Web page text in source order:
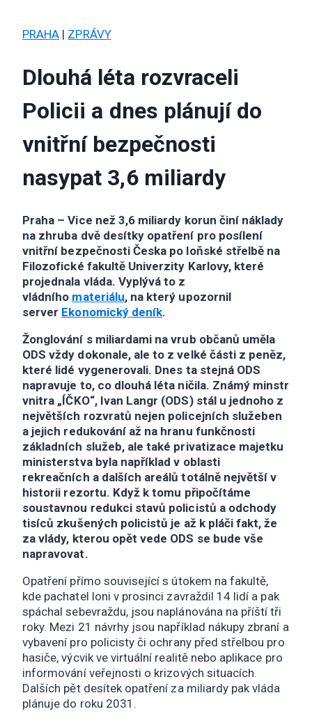
PRAHA | ZPRÁVY
Dlouhá léta rozvraceli
Policii a dnes plánují do
vnitřní bezpečnosti
nasypat 3,6 miliardy
Praha – Vice než 3,6 miliardy korun činí náklady
na zhruba dvě desítky opatření pro posílení
vnitřní bezpečnosti Česka po loňské střelbě na
Filozofické fakultě Univerzity Karlovy, které
projednala vláda. Vyplývá to z
vládního materiálu, na který upozornil
server Ekonomický deník.
Žonglování s miliardami na vrub občanů uměla
ODS vždy dokonale, ale to z velké části z peněz,
které lidé vygenerovali. Dnes ta stejná ODS
napravuje to, co dlouhá léta ničila. Známý minstr
vnitra „ÍČKO“, Ivan Langr (ODS) stál u jednoho z
největších rozvratů nejen policejních služeben
a jejich redukování až na hranu funkčnosti
základních služeb, ale také privatizace majetku
ministerstva byla například v oblasti
rekreačních a dalších areálů totálně největší v
historii rezortu. Když k tomu připočítáme
soustavnou redukci stavů policistů a odchody
tisíců zkušených policistů je až k pláči fakt, že
za vlády, kterou opět vede ODS se bude vše
napravovat.
Opatření přímo související s útokem na fakultě,
kde pachatel loni v prosinci zavraždil 14 lidí a pak
spáchal sebevraždu, jsou naplánována na příští tři
roky. Mezi 21 návrhy jsou například nákupy zbraní a
vybavení pro policisty či ochrany před střelbou pro
hasiče, výcvik ve virtuální realitě nebo aplikace pro
informování veřejnosti o krizových situacích.
Dalších pět desítek opatření za miliardy pak vláda
plánuje do roku 2031.